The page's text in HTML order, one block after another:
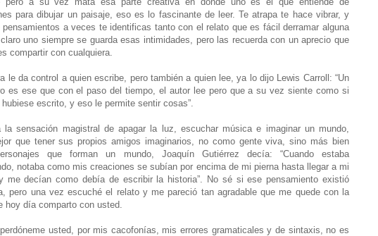
para dibujar un paisaje, eso es lo fascinante de leer. Te atrapa te hace vibrar, y
pensamientos a veces te identificas tanto con el relato que es fácil derramar alguna
uno siempre se guarda esas intimidades, pero las recuerda con un aprecio que
compartir con cualquiera.
le da control a quien escribe, pero también a quien lee, ya lo dijo Lewis Carroll: “Un
es ese que con el paso del tiempo, el autor lee pero que a su vez siente como si
escrito, y eso le permite sentir cosas”.
la sensación magistral de apagar la luz, escuchar música e imaginar un mundo,
que tener sus propios amigos imaginarios, no como gente viva, sino más bien
que forman un mundo, Joaquín Gutiérrez decía: “Cuando estaba
notaba como mis creaciones se subían por encima de mi pierna hasta llegar a mi
me decían como debía de escribir la historia”. No sé si ese pensamiento existió
pero una vez escuché el relato y me pareció tan agradable que me quede con la
hoy día comparto con usted.
usted, por mis cacofonías, mis errores gramaticales y de sintaxis, no es